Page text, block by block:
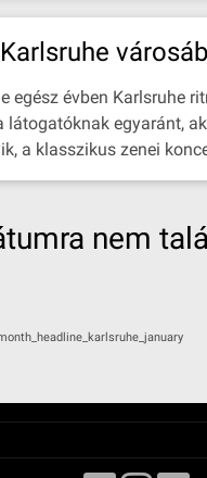
egész évben Karlsruhe
látogatóknak egyaránt,
a klasszikus zenei
nem